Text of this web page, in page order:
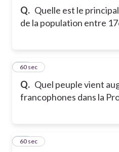
Q. Quelle est le
de la population entre
Q. Quel peuple vient
francophones dans la
18
60 sec
19
60 sec